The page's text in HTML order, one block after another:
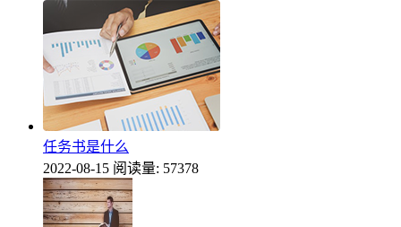
任务书是什么
2022-08-15 阅读量: 57378